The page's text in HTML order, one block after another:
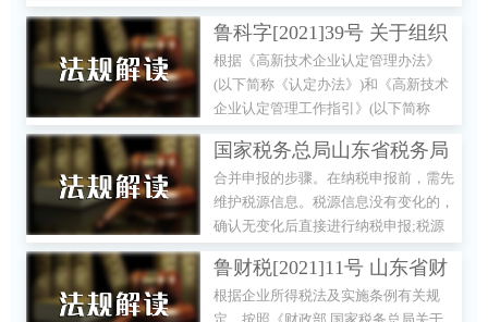
采用“连采连充”充填采煤工艺，置换采
煤量180146.4吨。
鲁科字[2021]39号 关于组织
开展山东省2021年高新技术
企业认定申报工作的通知关
于组织开展山东省2021年高
新技术企业认定申报工作的
通知
根据《高新技术企业认定管理办法》
(以下简称《认定办法》)和《高新技术
企业认定管理工作指引》(以下简称
《工作指引》)规定，现组织开展山东
省2021年高新技术企业(以下简称高企)
认定申报工作。
国家税务总局山东省税务局
致全省纳税人的一封信
合并申报的步骤。在纳税申报前，需先
维护税源信息。税源信息没有变化的，
确认无变化后直接进行纳税申报;税源
信息有变化的，通过填报《财产和行为
税税源明细表》进行数据更新维护后再
进行纳税申报。
鲁财税[2021]11号 山东省财
政厅 国家税务总局山东省税
根据企业所得税法及实施条例有关规